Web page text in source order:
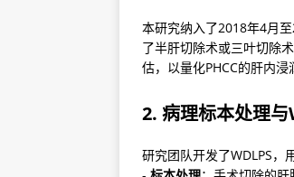
本研究纳入了2018年4月
了半肝切除术或三叶切除
估，以量化PHCC的肝内浸
2. 病理标本处理与
研究团队开发了WDLPS，